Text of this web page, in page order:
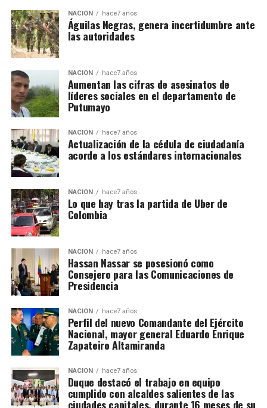
NACIÓN hace7 años
Águilas Negras, genera incertidumbre ante
las autoridades
NACIÓN hace7 años
Aumentan las cifras de asesinatos de
líderes sociales en el departamento de
Putumayo
NACIÓN hace7 años
Actualización de la cédula de ciudadanía
acorde a los estándares internacionales
NACIÓN hace7 años
Lo que hay tras la partida de Uber de
Colombia
NACIÓN hace7 años
Hassan Nassar se posesionó como
Consejero para las Comunicaciones de
Presidencia
NACIÓN hace7 años
Perfil del nuevo Comandante del Ejército
Nacional, mayor general Eduardo Enrique
Zapateiro Altamiranda
NACIÓN hace7 años
Duque destacó el trabajo en equipo
cumplido con alcaldes salientes de las
ciudades capitales, durante 16 meses de su